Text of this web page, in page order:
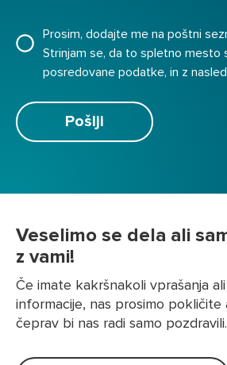
Prosim, dodajte me na poštni
Strinjam se, da to spletno mesto
posredovane podatke, in z
Pošlji
Veselimo se dela ali
z vami!
Če imate kakršnakoli vprašanja
informacije, nas prosimo pokličite
čeprav bi nas radi samo